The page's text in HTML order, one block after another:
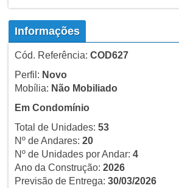
Informações
Cód. Referência: COD627
Perfil: Novo
Mobília: Não Mobiliado
Em Condomínio
Total de Unidades: 53
Nº de Andares: 20
Nº de Unidades por Andar: 4
Ano da Construção: 2026
Previsão de Entrega: 30/03/2026